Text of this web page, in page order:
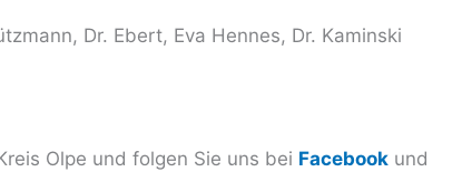
Dr. Ebert, Eva Hennes, Dr. Kaminski
Olpe und folgen Sie uns bei Facebook und